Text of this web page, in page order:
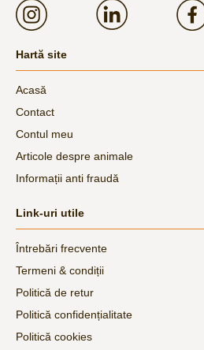
Hartă site
Acasă
Contact
Contul meu
Articole despre animale
Informații anti fraudă
Link-uri utile
Întrebări frecvente
Termeni & condiții
Politică de retur
Politică confidențialitate
Politică cookies